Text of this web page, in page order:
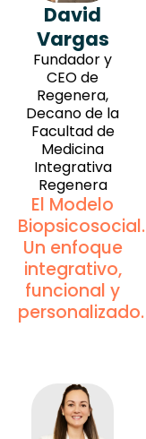
David
Vargas
Fundador y
CEO de
Regenera,
Decano de la
Facultad de
Medicina
Integrativa
Regenera
El Modelo
Biopsicosocial.
Un enfoque
integrativo,
funcional y
personalizado.